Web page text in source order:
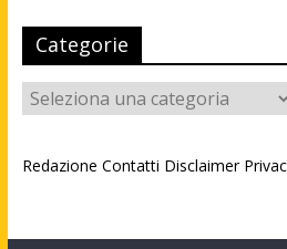
Categorie
Categorie
Redazione Contatti Disclaimer